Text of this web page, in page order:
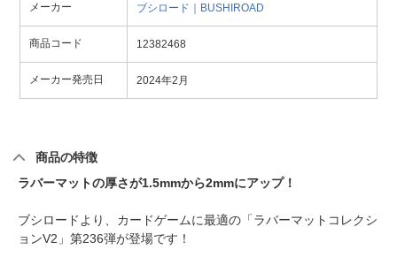
メーカー ブシロード｜BUSHIROAD
商品コード 12382468
メーカー発売日 2024年2月
商品の特徴
ラバーマットの厚さが1.5mmから2mmにアップ！
ブシロードより、カードゲームに最適の「ラバーマットコレクシ
ョンV2」第236弾が登場です！